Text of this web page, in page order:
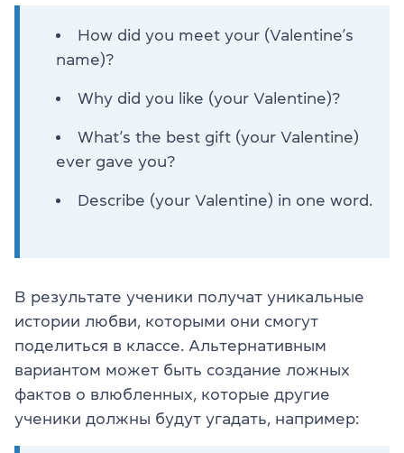
How did you meet your (Valentine’s
name)?
Why did you like (your Valentine)?
What’s the best gift (your Valentine)
ever gave you?
Describe (your Valentine) in one word.
В результате ученики получат уникальные
истории любви, которыми они смогут
поделиться в классе. Альтернативным
вариантом может быть создание ложных
фактов о влюбленных, которые другие
ученики должны будут угадать, например: